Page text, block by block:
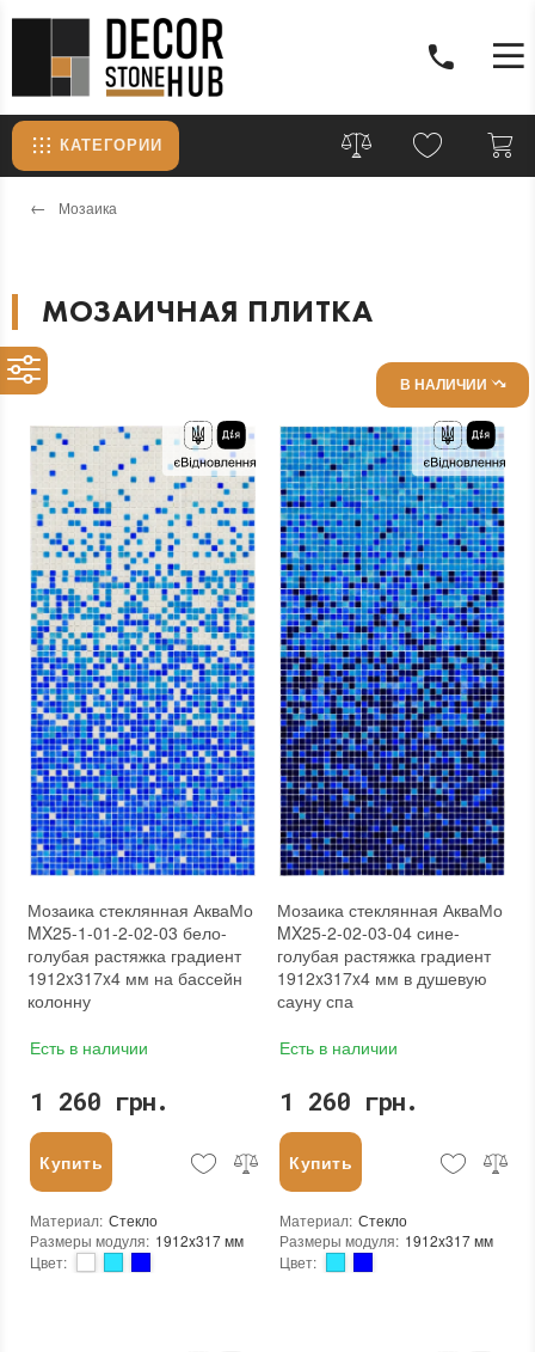
КАТЕГОРИИ
Мозаика
МОЗАИЧНАЯ ПЛИТКА
В НАЛИЧИИ
Мозаика стеклянная АкваМо
MX25-1-01-2-02-03 бело-
голубая растяжка градиент
1912x317x4 мм на бассейн
колонну
Есть в наличии
1 260 грн.
Купить
Материал: Стекло
Размеры модуля: 1912x317 мм
Цвет:
Мозаика стеклянная АкваМо
MX25-2-02-03-04 сине-
голубая растяжка градиент
1912x317x4 мм в душевую
сауну спа
Есть в наличии
1 260 грн.
Купить
Материал: Стекло
Размеры модуля: 1912x317 мм
Цвет: